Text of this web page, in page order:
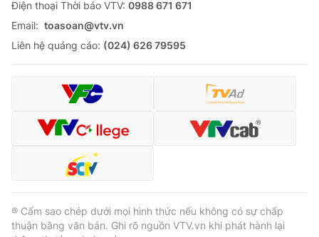
Chuyên mục khác
Emagazine Podcast
Video Shorts video
VTV Money
VTV Sức khoẻ Bất động sản
Ðiện thoại Thời báo VTV: 0988 671 671
Email: toasoan@vtv.vn
Liên hệ quảng cáo: (024) 626 79595
® Cấm sao chép dưới mọi hình thức nếu không có sự chấp
thuận bằng văn bản. Ghi rõ nguồn VTV.vn khi phát hành lại